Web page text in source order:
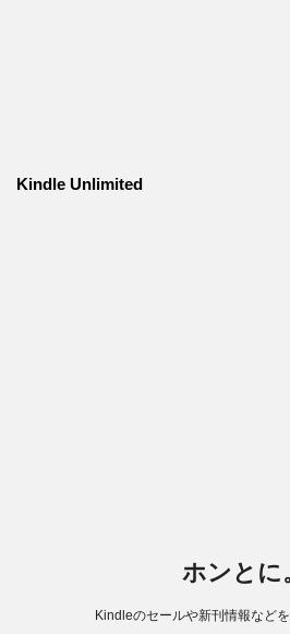
Kindle Unlimited
ホンとに
Kindleのセールや新刊情報など